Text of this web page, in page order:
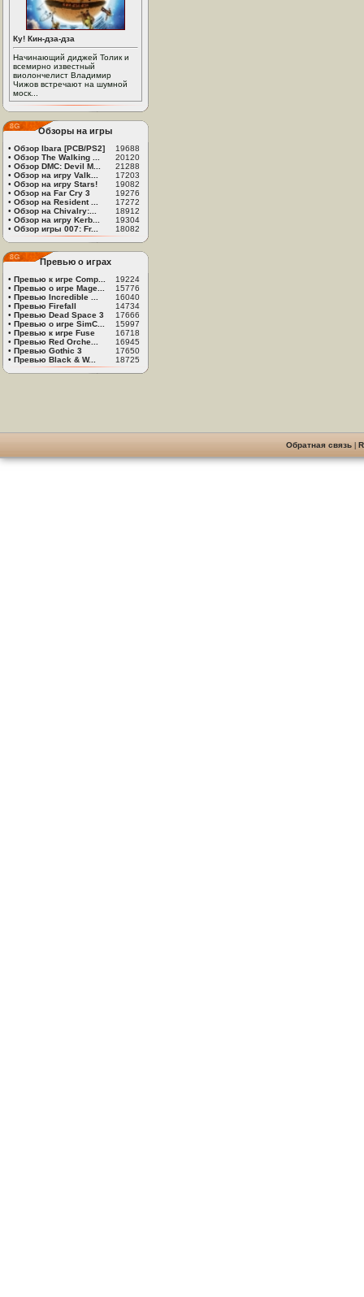
Ку! Кин-дза-дза
Начинающий диджей Толик и
всемирно известный
виолончелист Владимир
Чижов встречают на шумной
моск...
Обзоры на игры
• Обзор Ibara [PCB/PS2]
19688
• Обзор The Walking ...
20120
• Обзор DMC: Devil M...
21288
• Обзор на игру Valk...
17203
• Обзор на игру Stars!
19082
• Обзор на Far Cry 3
19276
• Обзор на Resident ...
17272
• Обзор на Chivalry:...
18912
• Обзор на игру Kerb...
19304
• Обзор игры 007: Fr... 18082
Превью о играх
• Превью к игре Comp...
19224
• Превью о игре Mage...
15776
• Превью Incredible ...
16040
• Превью Firefall
14734
• Превью Dead Space 3
17666
• Превью о игре SimC...
15997
• Превью к игре Fuse
16718
• Превью Red Orche...
16945
• Превью Gothic 3
17650
• Превью Black & W... 18725
Обратная связь